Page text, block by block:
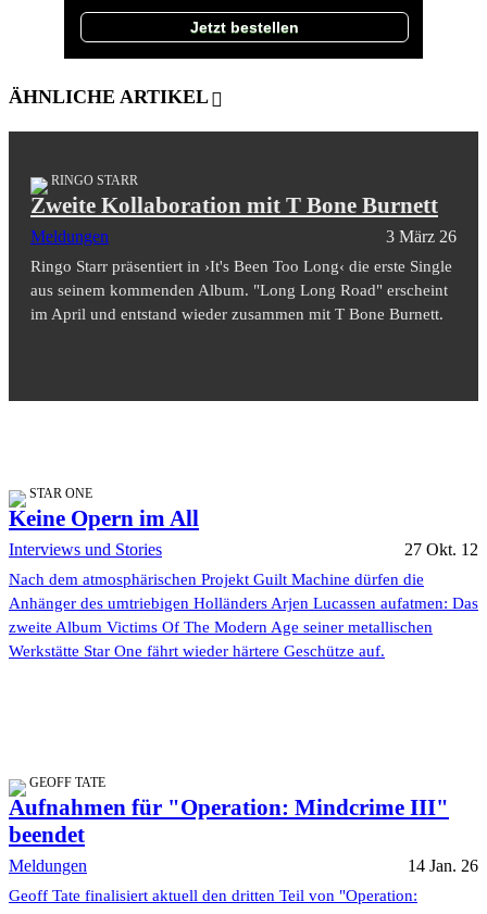
Jetzt bestellen
ÄHNLICHE ARTIKEL
RINGO STARR
Zweite Kollaboration mit T Bone Burnett
Meldungen 3 März 26
Ringo Starr präsentiert in ›It's Been Too Long‹ die erste Single
aus seinem kommenden Album. "Long Long Road" erscheint
im April und entstand wieder zusammen mit T Bone Burnett.
STAR ONE
Keine Opern im All
Interviews und Stories 27 Okt. 12
Nach dem atmosphärischen Projekt Guilt Machine dürfen die
Anhänger des umtriebigen Holländers Arjen Lucassen aufatmen: Das
zweite Album Victims Of The Modern Age seiner metallischen
Werkstätte Star One fährt wieder härtere Geschütze auf.
GEOFF TATE
Aufnahmen für "Operation: Mindcrime III"
beendet
Meldungen 14 Jan. 26
Geoff Tate finalisiert aktuell den dritten Teil von "Operation: